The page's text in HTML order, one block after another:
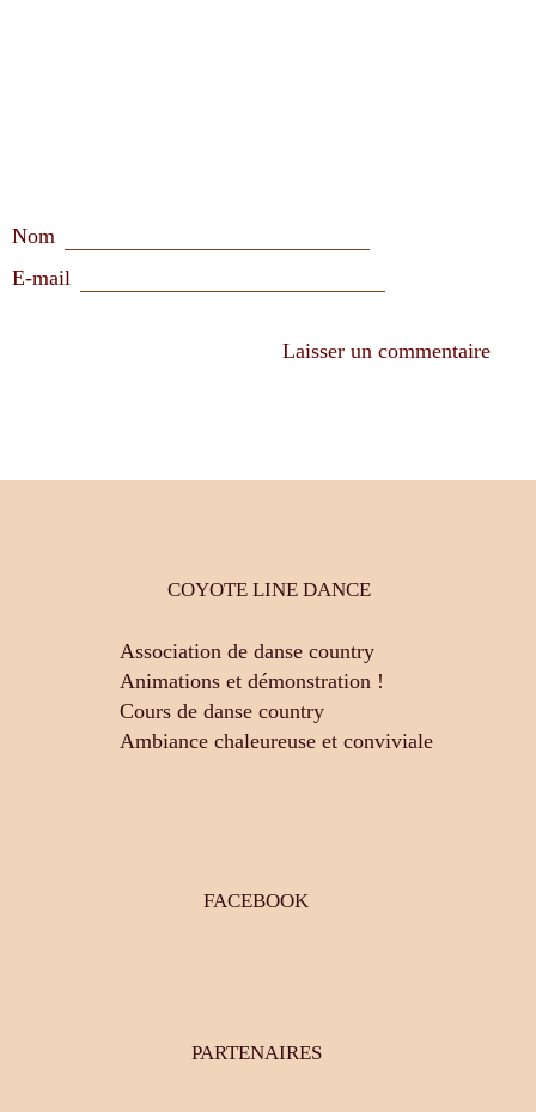
Nom
E-mail
COYOTE LINE DANCE
Association de danse country
Animations et démonstration !
Cours de danse country
Ambiance chaleureuse et conviviale
FACEBOOK
PARTENAIRES